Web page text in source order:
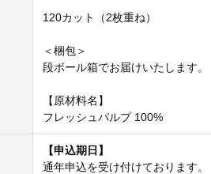
120カット（2枚重ね）
＜梱包＞
段ボール箱でお届けいたします。
【原材料名】
フレッシュパルプ 100%
【申込期日】
通年申込を受け付けております。